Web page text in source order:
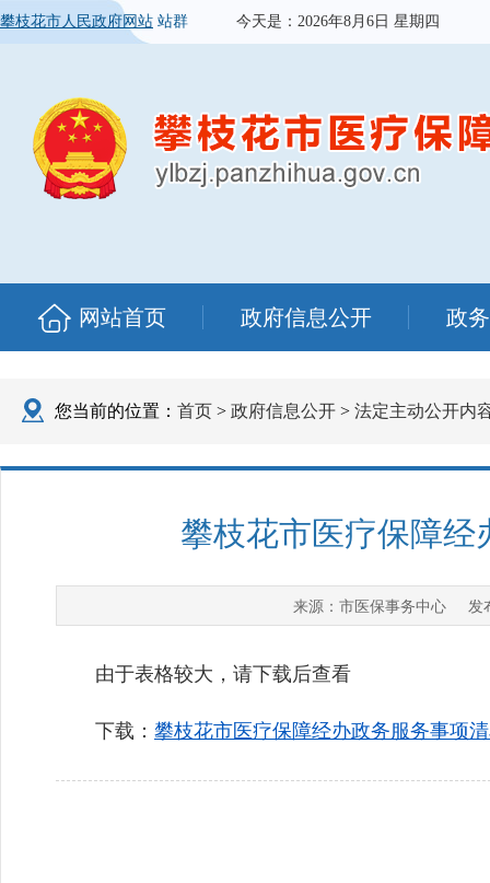
攀枝花市人民政府网站 站群 今天是： 2026年8月6日 星期四
网站首页 政府信息公开 政
您当前的位置： 首页 > 政府信息公开 > 法定主动公开内
攀枝花市医疗保障经
来源： 市医保事务中心发布
由于表格较大，请下载后查看
下载： 攀枝花市医疗保障经办政务服务事项